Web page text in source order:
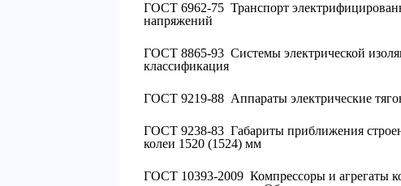
ГОСТ 6962-75 Транспорт
напряжений
ГОСТ 8865-93 Системы электрической
классификация
ГОСТ 9219-88 Аппараты электрические
ГОСТ 9238-83 Габариты приближения
колеи 1520 (1524) мм
ГОСТ 10393-2009 Компрессоры и агрегаты